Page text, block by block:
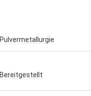
Pulvermetallurgie
Bereitgestellt